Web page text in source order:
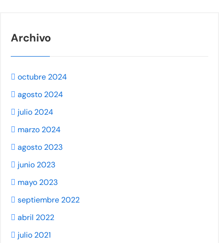
Archivo
octubre 2024
agosto 2024
julio 2024
marzo 2024
agosto 2023
junio 2023
mayo 2023
septiembre 2022
abril 2022
julio 2021